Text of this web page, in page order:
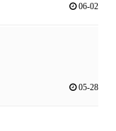
06-02
05-28